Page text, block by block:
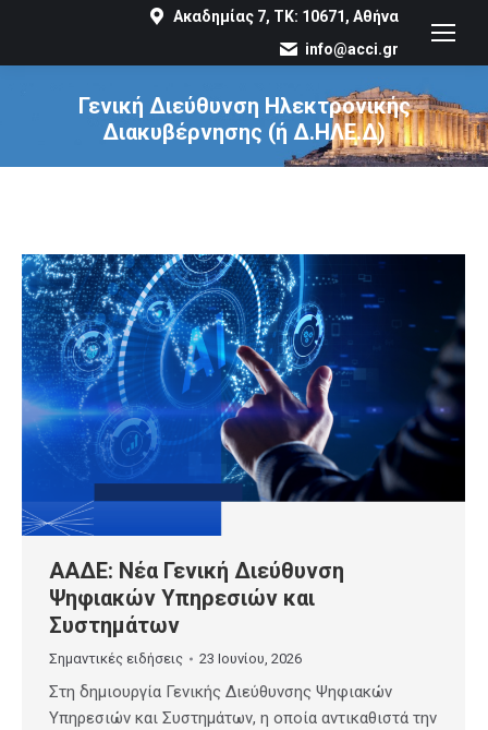
Ακαδημίας 7, ΤΚ: 10671, Αθήνα
info@acci.gr
Γενική Διεύθυνση Ηλεκτρονικής
Διακυβέρνησης (ή Δ.ΗΛΕ.Δ)
You are here:
ΑΑΔΕ: Νέα Γενική Διεύθυνση
Ψηφιακών Υπηρεσιών και
Συστημάτων
Σημαντικές ειδήσεις 23 Ιουνίου, 2026
Στη δημιουργία Γενικής Διεύθυνσης Ψηφιακών
Υπηρεσιών και Συστημάτων, η οποία αντικαθιστά την